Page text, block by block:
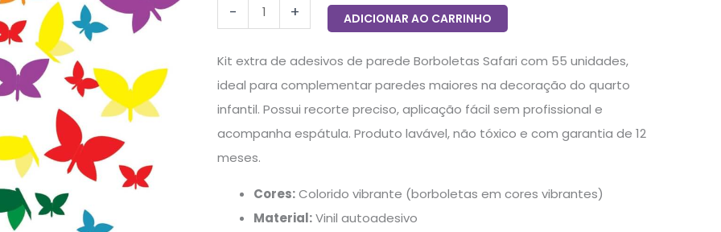
-
55un
+ ADICIONAR AO CARRINHO
Kit extra de adesivos de parede Borboletas Safari com 55 unidades,
ideal para complementar paredes maiores na decoração do quarto
infantil. Possui recorte preciso, aplicação fácil sem profissional e
acompanha espátula. Produto lavável, não tóxico e com garantia de 12
meses.
Cores:Colorido vibrante (borboletas em cores vibrantes)
Material:Vinil autoadesivo